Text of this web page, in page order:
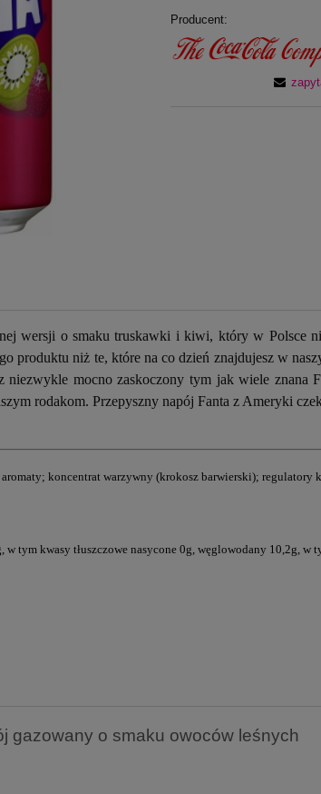
Producent:
wersji o smaku truskawki i kiwi, który w Polsce
produktu niż te, które na co dzień znajdujesz w
mocno zaskoczony tym jak wiele znana
rodakom. Przepyszny napój Fanta z Ameryki
koncentrat warzywny (krokosz barwierski);
w tym kwasy tłuszczowe nasycone 0g, węglowodany 10,2g, w
gazowany o smaku owoców leśnych